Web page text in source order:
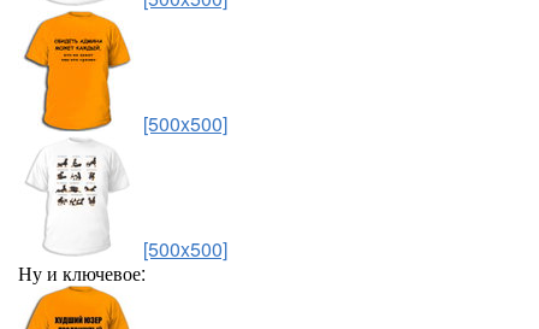
[500x500]
[500x500]
Ну и ключевое: